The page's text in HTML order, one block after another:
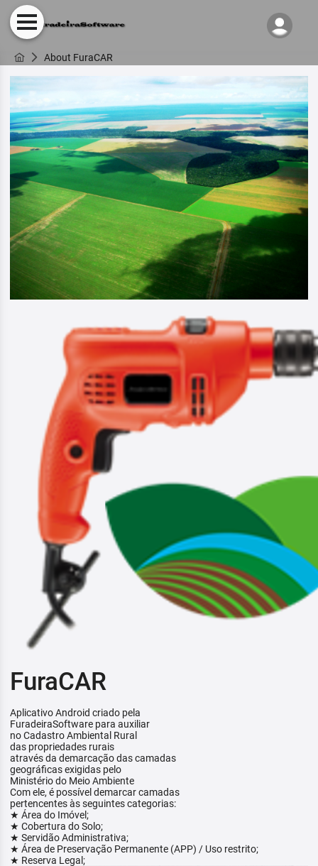
About FuraCAR
FuraCAR
Aplicativo Android criado pela
FuradeiraSoftware para auxiliar
no Cadastro Ambiental Rural
das propriedades rurais
através da demarcação das camadas
geográficas exigidas pelo
Ministério do Meio Ambiente
Com ele, é possível demarcar camadas
pertencentes às seguintes categorias:
★ Área do Imóvel;
★ Cobertura do Solo;
★ Servidão Administrativa;
★ Área de Preservação Permanente (APP) / Uso restrito;
★ Reserva Legal;